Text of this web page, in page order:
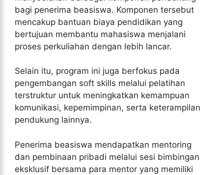
bagi penerima beasiswa. Komponen tersebut
mencakup bantuan biaya pendidikan yang
bertujuan membantu mahasiswa menjalani
proses perkuliahan dengan lebih lancar.
Selain itu, program ini juga berfokus pada
pengembangan soft skills melalui pelatihan
terstruktur untuk meningkatkan kemampuan
komunikasi, kepemimpinan, serta keterampilan
pendukung lainnya.
Penerima beasiswa mendapatkan mentoring
dan pembinaan pribadi melalui sesi bimbingan
eksklusif bersama para mentor yang memiliki